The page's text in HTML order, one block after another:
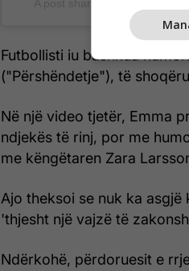
Futbollisti iu bashkua
("Përshëndetje"), të
Në një video tjetër, Emma
ndjekës të rinj, por me
me këngëtaren Zara
Ajo theksoi se nuk ka
'thjesht një vajzë të
Ndërkohë, përdoruesit e